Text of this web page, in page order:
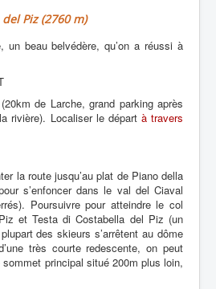
Piz (2760 m)
un beau belvédère, qu’on a réussi à
de Larche, grand parking après
rivière). Localiser le départ à travers
la route jusqu’au plat de Piano della
s’enfoncer dans le val del Ciaval
Poursuivre pour atteindre le col
et Testa di Costabella del Piz (un
des skieurs s’arrêtent au dôme
très courte redescente, on peut
principal situé 200m plus loin,